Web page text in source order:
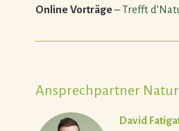
Online Vorträge–Trefft
Ansprechpartner
David